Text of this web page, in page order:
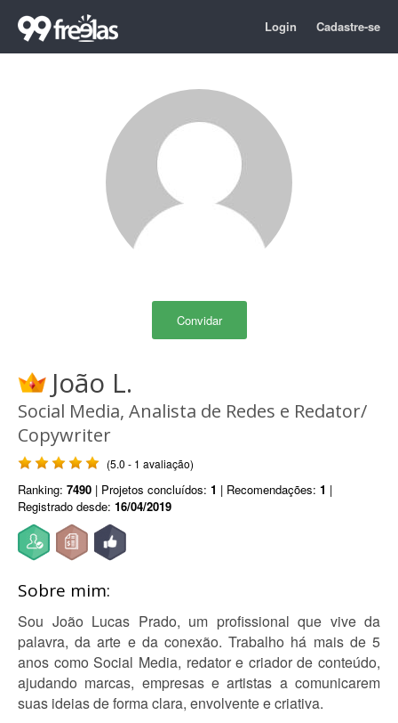
Login Cadastre-se
Convidar
João L.
Social Media, Analista de Redes e Redator/
Copywriter
(5.0 - 1 avaliação)
Ranking: 7490 | Projetos concluídos: 1 | Recomendações: 1 |
Registrado desde: 16/04/2019
Sobre mim:
Sou João Lucas Prado, um profissional que vive da
palavra, da arte e da conexão. Trabalho há mais de 5
anos como Social Media, redator e criador de conteúdo,
ajudando marcas, empresas e artistas a comunicarem
suas ideias de forma clara, envolvente e criativa.